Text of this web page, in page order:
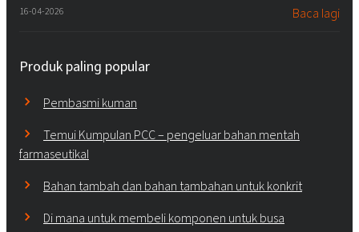
16-04-2026 Baca lagi
Produk paling popular
Pembasmi kuman
Temui Kumpulan PCC – pengeluar bahan mentah
farmaseutikal
Bahan tambah dan bahan tambahan untuk konkrit
Di mana untuk membeli komponen untuk busa